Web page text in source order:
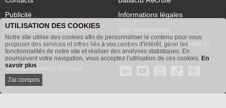
Publicité
Abonnement Batiactu
Voir les contenus+ de Batiactu
Site annonceurs
Politique de confidentialité et
cookies
© 2026 Batiactu Groupe
UTILISATION DES COOKIES
Notre site utilise des cookies afin de personnaliser le contenu pour vous
proposer des services et offres liés à vos centres d'intérêt, gérer les
fonctionnalités de notre site et réaliser des analyses statistiques. En
poursuivant votre navigation, vous acceptez l’utilisation de ces cookies. En
savoir plus
J'ai compris